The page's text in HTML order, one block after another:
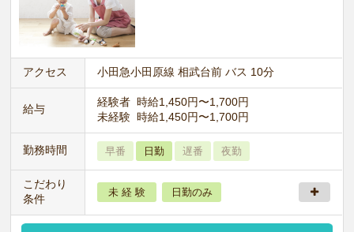
アクセス 小田急小田原線 相武台前 バス 10分
給与
経験者 時給1,450円〜1,700円
未経験 時給1,450円〜1,700円
勤務時間 早番 日勤 遅番 夜勤
こだわり
条件
未 経 験 日勤のみ